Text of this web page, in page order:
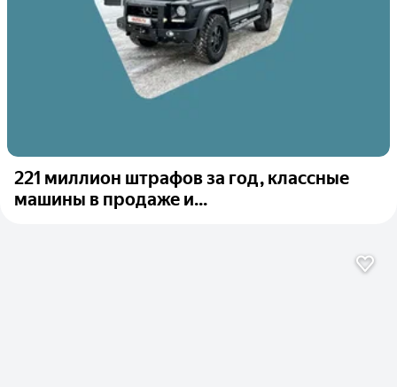
221 миллион штрафов за год, классные
машины в продаже и...